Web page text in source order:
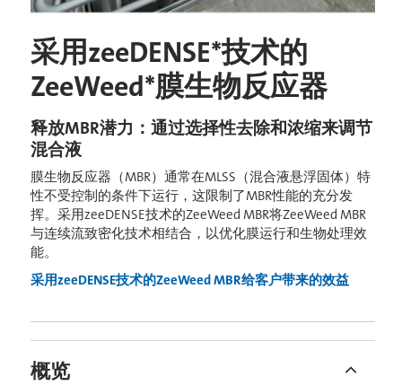
采用zeeDENSE*技术的
ZeeWeed*膜生物反应器
释放MBR潜力：通过选择性去除和浓缩来调节
混合液
膜生物反应器（MBR）通常在MLSS（混合液悬浮固体）特
性不受控制的条件下运行，这限制了MBR性能的充分发
挥。采用zeeDENSE技术的ZeeWeed MBR将ZeeWeed MBR
与连续流致密化技术相结合，以优化膜运行和生物处理效
能。
采用zeeDENSE技术的ZeeWeed MBR给客户带来的效益
概览